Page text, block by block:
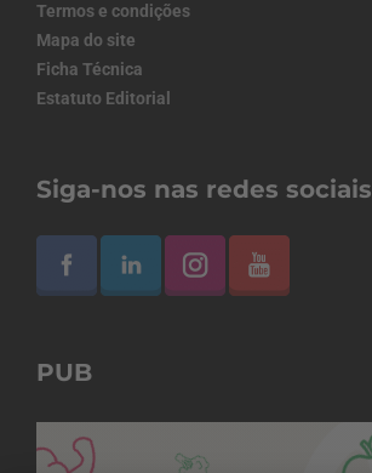
Termos e condições
Mapa do site
Ficha Técnica
Estatuto Editorial
Siga-nos nas redes sociais
PUB